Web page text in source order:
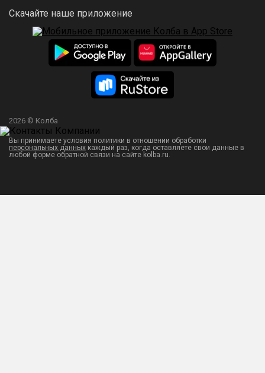
Скачайте наше приложение
2026 © Колба
Вы принимаете условия политики в отношении обработки
персональных данных каждый раз, когда оставляете свои данные в
любой форме обратной связи на сайте kolba.ru.